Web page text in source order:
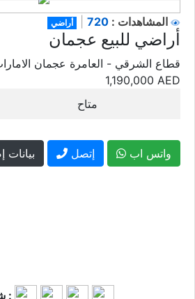
أراضي المشاهدات :
أراضي للبيع عجمان
قطاع الشرقي - العامرة عجمان
1,190,000 AED
متاح
بيانات إتصل واتس اب
شارك :